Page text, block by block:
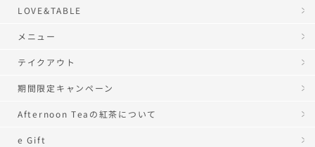
LOVE&TABLE
メニュー
テイクアウト
期間限定キャンペーン
Afternoon Teaの紅茶について
e Gift